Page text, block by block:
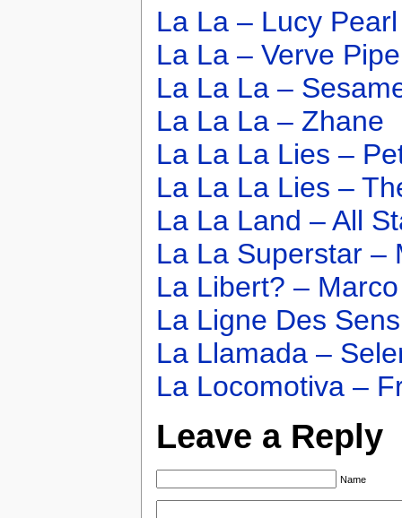
La La – Lucy Pearl
La La – Verve Pipe
La La La –
La La La – Zhane
La La La Lies –
La La La Lies –
La La Land – All
La La Superstar –
La Libert? –
La Ligne Des
La Llamada –
La Locomotiva –
Leave a Reply
Name